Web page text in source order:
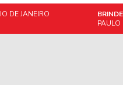
DE JANEIRO
PAULO